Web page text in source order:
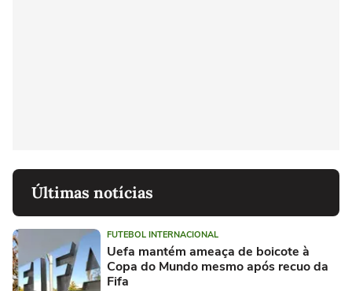
Últimas notícias
FUTEBOL INTERNACIONAL
Uefa mantém ameaça de boicote à
Copa do Mundo mesmo após recuo da
Fifa